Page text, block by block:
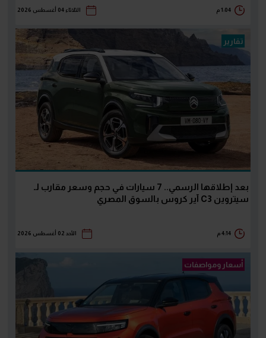
1:04 م الثلاثاء 04 أغسطس 2026
تقارير
بعد إطلاقها الرسمي.. 7 سيارات في حجم وسعر مقارب لـ
سيتروين C3 آير كروس بالسوق المصري
4:14 م الأحد 02 أغسطس 2026
أسعار ومواصفات